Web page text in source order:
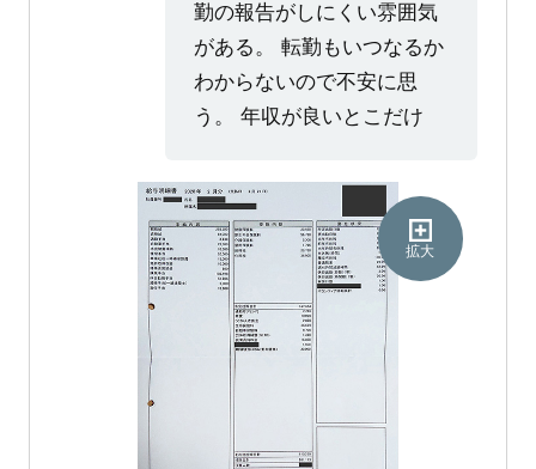
勤の報告がしにくい雰囲気
がある。 転勤もいつなるか
わからないので不安に思
う。 年収が良いとこだけ
拡大